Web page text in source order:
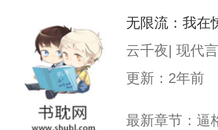
无限流：我在
云千夜| 现代
更新：2年前
最新章节：逼